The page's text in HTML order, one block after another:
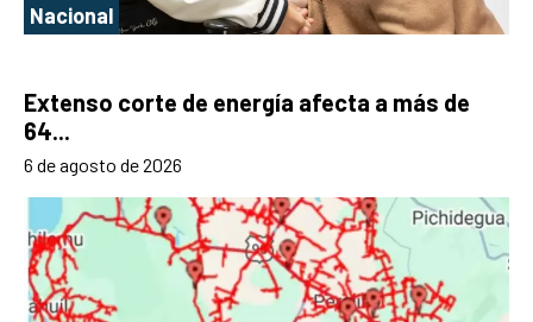
Nacional
Extenso corte de energía afecta a más de
64...
6 de agosto de 2026